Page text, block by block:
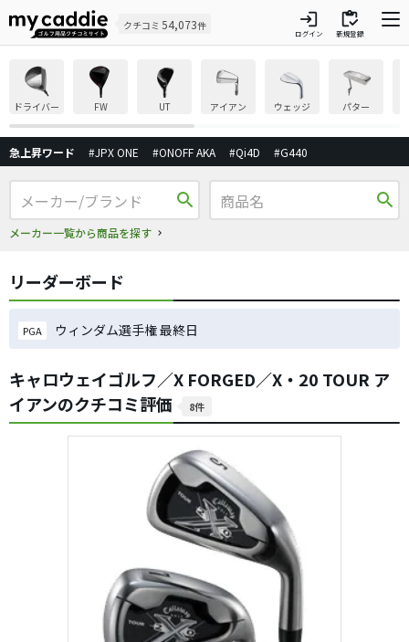
クチコミ 54,073件 login
ログイン
inventory
新規登録
ドライバー FW UT アイアン ウェッジ パター
急上昇ワード #JPX ONE #ONOFF AKA #Qi4D #G440
search
メーカー一覧から商品を探す
search
リーダーボード
PGA ウィンダム選手権 最終日
キャロウェイゴルフ／X FORGED／X・20 TOUR ア
イアンのクチコミ評価
8件